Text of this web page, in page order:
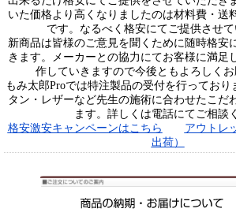
いた価格より高くなりましたのは材料費・送
です。なるべく格安にてご提供させて
新商品は皆様のご意見を聞くために随時格安
きます。メーカーとの協力にてお客様に満足
作していきますので今後ともよろしくお
もみ太郎Proでは特注製品の受付を行ってお
タン・レザーなど先生の施術に合わせたこだ
ます。詳しくは電話にてご相談
格安激安キャンペーンはこちら
アウトレ
出荷）